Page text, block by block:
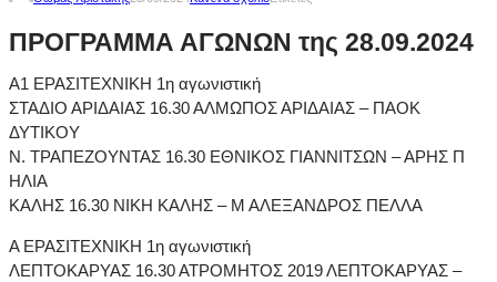
ΠΡΟΓΡΑΜΜΑ ΑΓΩΝΩΝ της 28.09.2024
Α1 ΕΡΑΣΙΤΕΧΝΙΚΗ 1η αγωνιστική
ΣΤΑΔΙΟ ΑΡΙΔΑΙΑΣ 16.30 ΑΛΜΩΠΟΣ ΑΡΙΔΑΙΑΣ – ΠΑΟΚ
ΔΥΤΙΚΟΥ
Ν. ΤΡΑΠΕΖΟΥΝΤΑΣ 16.30 ΕΘΝΙΚΟΣ ΓΙΑΝΝΙΤΣΩΝ – ΑΡΗΣ Π
ΗΛΙΑ
ΚΑΛΗΣ 16.30 ΝΙΚΗ ΚΑΛΗΣ – Μ ΑΛΕΞΑΝΔΡΟΣ ΠΕΛΛΑ
Α ΕΡΑΣΙΤΕΧΝΙΚΗ 1η αγωνιστική
ΛΕΠΤΟΚΑΡΥΑΣ 16.30 ΑΤΡΟΜΗΤΟΣ 2019 ΛΕΠΤΟΚΑΡΥΑΣ –